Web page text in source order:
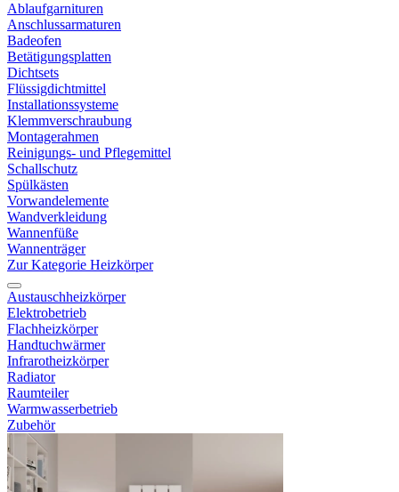
Ablaufgarnituren
Anschlussarmaturen
Badeofen
Betätigungsplatten
Dichtsets
Flüssigdichtmittel
Installationssysteme
Klemmverschraubung
Montagerahmen
Reinigungs- und Pflegemittel
Schallschutz
Spülkästen
Vorwandelemente
Wandverkleidung
Wannenfüße
Wannenträger
Zur Kategorie Heizkörper
Austauschheizkörper
Elektrobetrieb
Flachheizkörper
Handtuchwärmer
Infrarotheizkörper
Radiator
Raumteiler
Warmwasserbetrieb
Zubehör